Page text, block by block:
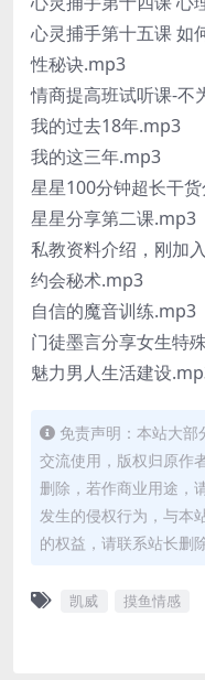
心灵捕手第十五课 如
性秘诀.mp3
情商提高班试听课-不
我的过去18年.mp3
我的这三年.mp3
星星100分钟超长干
星星分享第二课.mp3
私教资料介绍，刚加
约会秘术.mp3
自信的魔音训练.mp3
门徒墨言分享女生特
魅力男人生活建设
免责声明：本站大
交流使用，版权归原作
删除，若作商业用途，
发生的侵权行为，与本
的权益，请联系站长删
凯威 摸鱼情感